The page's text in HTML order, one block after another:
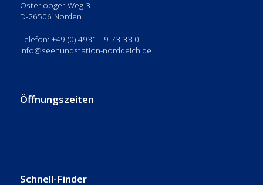
Osterlooger Weg 3
D-26506 Norden
Telefon: +49 (0) 4931 - 9 73 33 0
info@seehundstation-norddeich.de
Öffnungszeiten
Schnell-Finder